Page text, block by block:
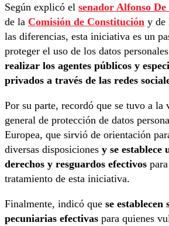
Según explicó el senador Alfonso
de la Comisión de Constitución y de
las diferencias, esta iniciativa es un
proteger el uso de los datos personales
realizar los agentes públicos y
privados a través de las redes
Por su parte, recordó que se tuvo a la
general de protección de datos
Europea, que sirvió de orientación
diversas disposiciones y se establece
derechos y resguardos efectivos
tratamiento de esta iniciativa.
Finalmente, indicó que se establecen
pecuniarias efectivas para quienes